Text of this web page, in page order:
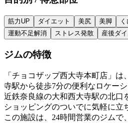
筋力UP ダイエット 美尻 美脚
運動不足解消
ストレス発散 産後ダ
ジムの特徴
「チョコザップ西大寺本町店」
寺駅から徒歩7分の便利なロケー
近鉄奈良線の大和西大寺駅の北口
ショッピングのついでに気軽に立
この施設は、24時間営業のジムで